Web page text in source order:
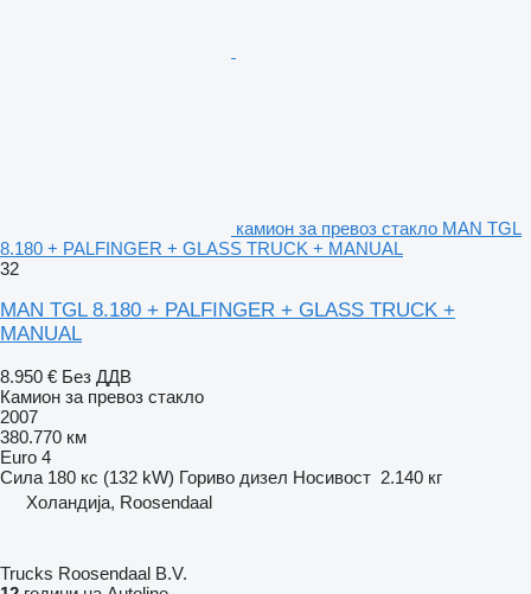
камион за превоз стакло MAN TGL
8.180 + PALFINGER + GLASS TRUCK + MANUAL
32
MAN TGL 8.180 + PALFINGER + GLASS TRUCK +
MANUAL
8.950 € Без ДДВ
Камион за превоз стакло
2007
380.770 км
Euro 4
Сила 180 кс (132 kW) Гориво дизел Носивост 2.140 кг
Холандија, Roosendaal
Trucks Roosendaal B.V.